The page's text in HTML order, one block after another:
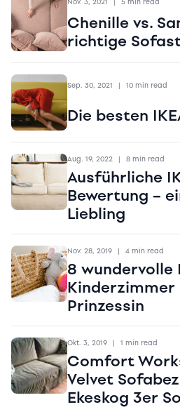
Chenille vs.
richtige
Sep. 30, 2021 | 10 min read
Die besten
Aug. 19, 2022 | 8 min read
Ausführliche
Bewertung –
Liebling
Nov. 28, 2019 | 4 min read
8 wundervolle
Kinderzimmer
Prinzessin
Okt. 3, 2019 | 1 min read
Comfort
Velvet
Ekeskog 3er